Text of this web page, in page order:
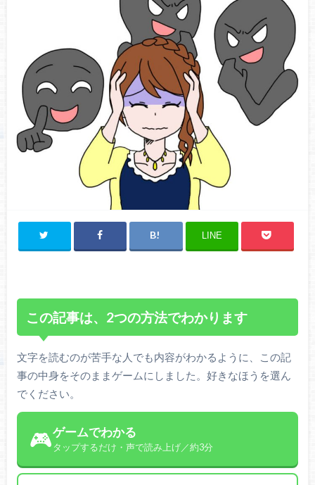
LINE
この記事は、2つの方法でわかります
文字を読むのが苦手な人でも内容がわかるように、この記
事の中身をそのままゲームにしました。好きなほうを選ん
でください。
🎮ゲームでわかる
タップするだけ・声で読み上げ／約3分